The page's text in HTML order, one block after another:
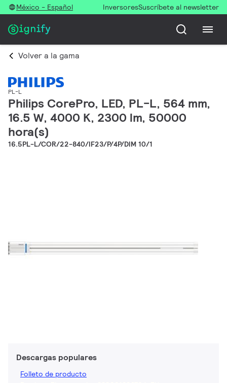
México - Español InversoresSuscríbete al newsletter
Volver a la gama
PL-L
Philips CorePro, LED, PL-L, 564 mm,
16.5 W, 4000 K, 2300 lm, 50000
hora(s)
16.5PL-L/COR/22-840/IF23/P/4P/DIM 10/1
Descargas populares
Folleto de producto